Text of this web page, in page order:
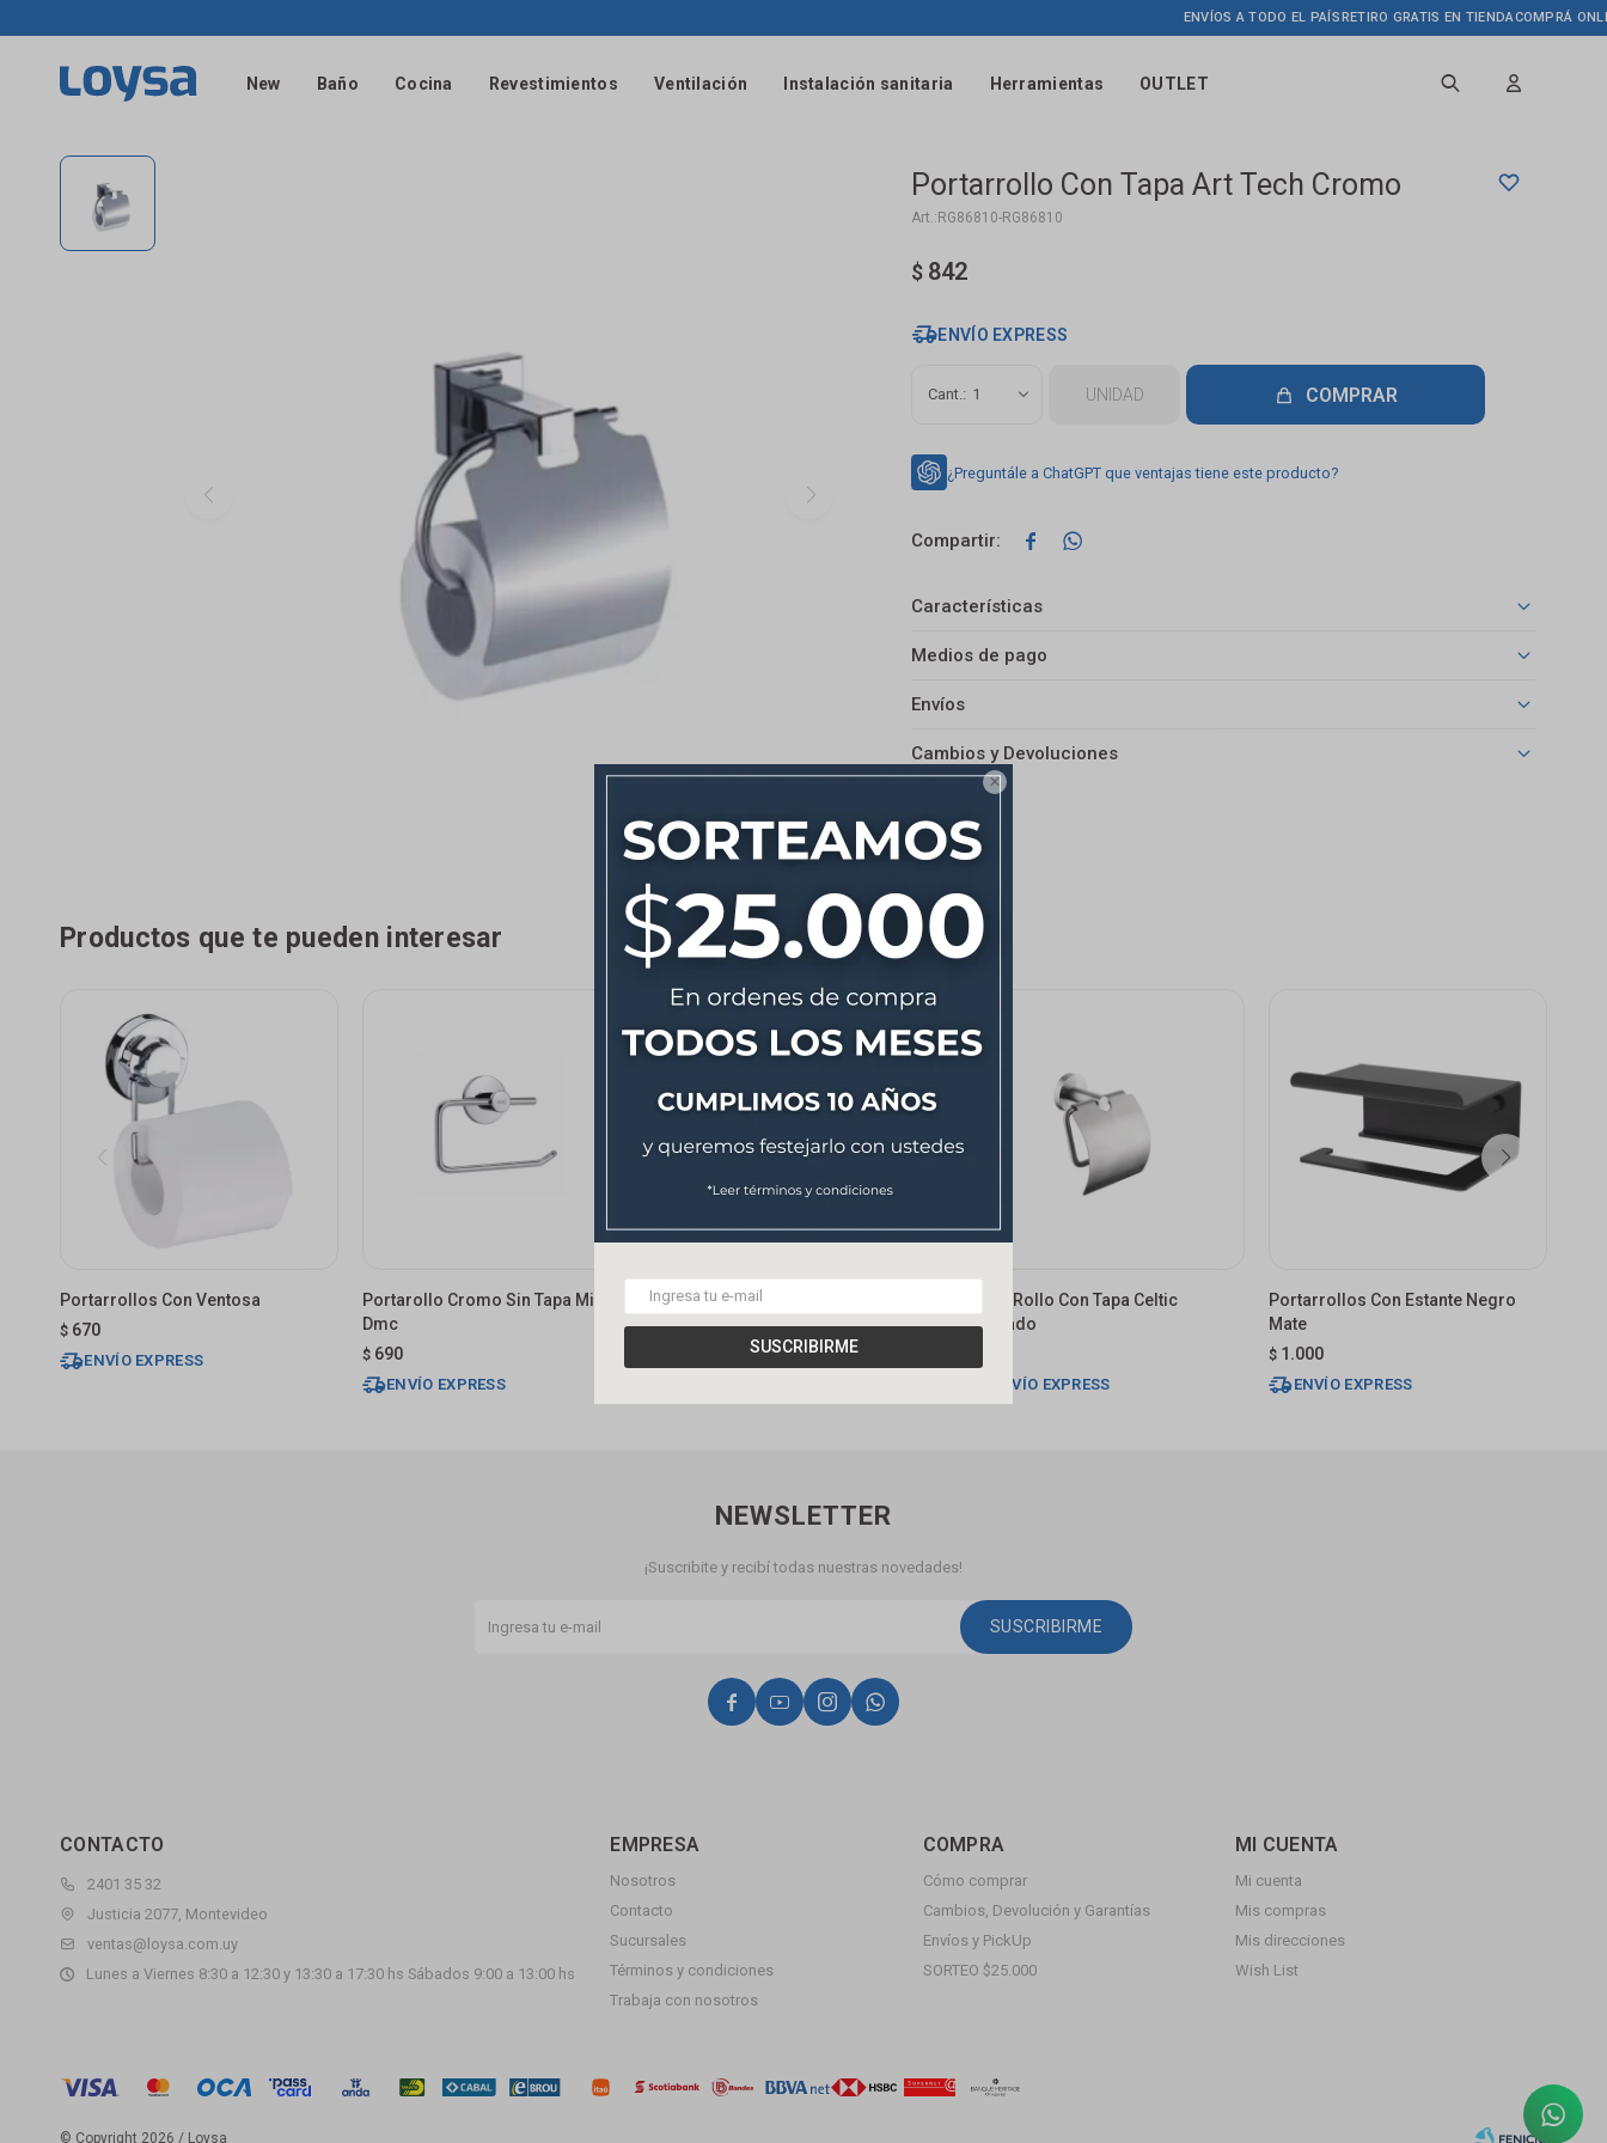

SUSCRIBIRME
New Baño Cocina Revestimientos Ventilación Instalación sanitaria Herramientas OUTLET
ENVÍOS A TODO EL PAÍSRETIRO GRATIS EN TIENDACOMPRÁ ONLINE
Portarrollo Con Tapa Art Tech Cromo
RG86810-RG86810
$ 842
ENVÍO EXPRESS
1 UNIDAD COMPRAR
¿Preguntále a ChatGPT que ventajas tiene este producto?
 
Características
Medios de pago
Envíos
Cambios y Devoluciones
Productos que te pueden interesar
Portarrollos Con Ventosa
$ 670
ENVÍO EXPRESS
Portarollo Cromo Sin Tapa Milano
Dmc
$ 690
ENVÍO EXPRESS
Porta Rollo Con Tapa Negro Mate
Noar
Porta Rollo Con Tapa Celtic
Satinado
ENVÍO EXPRESS
Portarrollos Con Estante Negro
Mate
$ 1.000
ENVÍO EXPRESS
CONTACTO
2401 35 32
Justicia 2077, Montevideo
ventas@loysa.com.uy
Lunes a Viernes 8:30 a 12:30 y 13:30 a 17:30 hs Sábados 9:00 a 13:00 hs
EMPRESA
Nosotros
Contacto
Sucursales
Términos y condiciones
Trabaja con nosotros
COMPRA
Cómo comprar
Cambios, Devolución y Garantías
Envíos y PickUp
SORTEO $25.000
MI CUENTA
Mi cuenta
Mis compras
Mis direcciones
Wish List
NEWSLETTER
¡Suscribite y recibí todas nuestras novedades!
SUSCRIBIRME
   
© Copyright 2026 / Loysa